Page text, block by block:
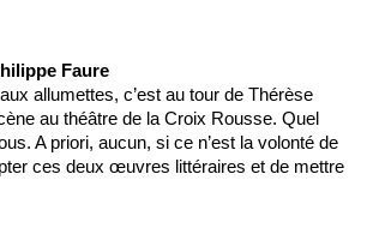
Faure
allumettes, c’est au tour de Thérèse
au théâtre de la Croix Rousse. Quel
A priori, aucun, si ce n’est la volonté de
ces deux œuvres littéraires et de mettre